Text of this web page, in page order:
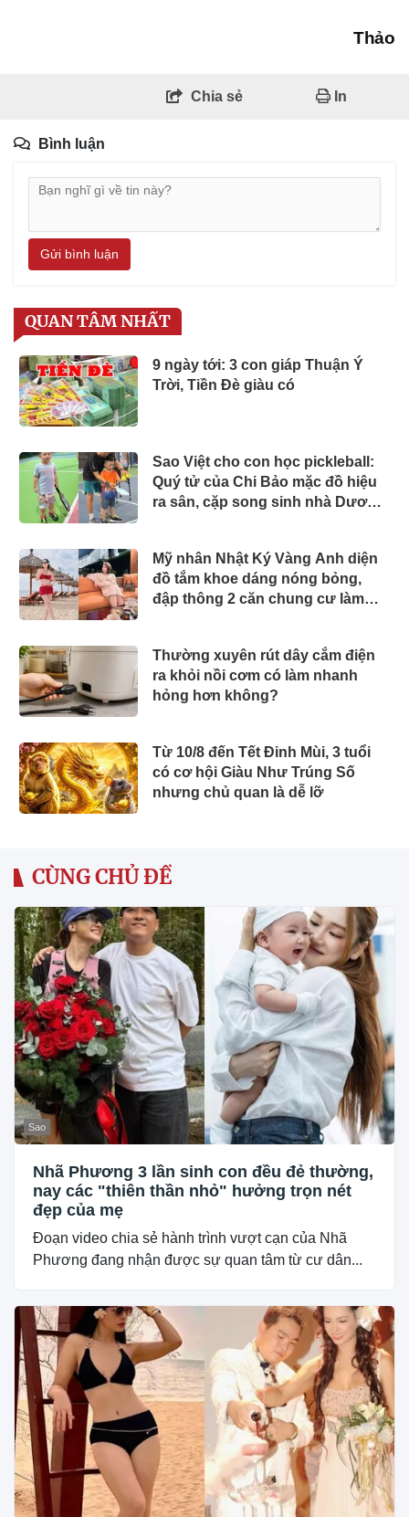
Thảo
Chia sẻ In
Bình luận
Gửi bình luận
QUAN TÂM NHẤT
9 ngày tới: 3 con giáp Thuận Ý
Trời, Tiền Đè giàu có
Sao Việt cho con học pickleball:
Quý tử của Chi Bảo mặc đồ hiệu
ra sân, cặp song sinh nhà Dương
Mỹ nhân Nhật Ký Vàng Anh diện
đồ tắm khoe dáng nóng bỏng,
đập thông 2 căn chung cư làm
Thường xuyên rút dây cắm điện
ra khỏi nồi cơm có làm nhanh
hỏng hơn không?
Từ 10/8 đến Tết Đinh Mùi, 3 tuổi
có cơ hội Giàu Như Trúng Số
nhưng chủ quan là dễ lỡ
CÙNG CHỦ ĐỀ
Sao
Nhã Phương 3 lần sinh con đều đẻ thường,
nay các "thiên thần nhỏ" hưởng trọn nét
đẹp của mẹ
Đoạn video chia sẻ hành trình vượt cạn của Nhã
Phương đang nhận được sự quan tâm từ cư dân...